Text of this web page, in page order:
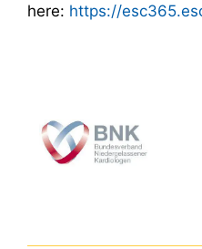
here: https://